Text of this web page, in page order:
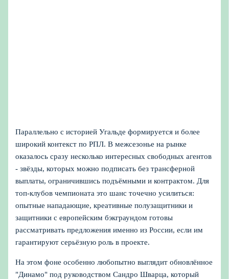
Параллельно с историей Угальде формируется и более
широкий контекст по РПЛ. В межсезонье на рынке
оказалось сразу несколько интересных свободных агентов
- звёзды, которых можно подписать без трансферной
выплаты, ограничившись подъёмными и контрактом. Для
топ-клубов чемпионата это шанс точечно усилиться:
опытные нападающие, креативные полузащитники и
защитники с европейским бэкграундом готовы
рассматривать предложения именно из России, если им
гарантируют серьёзную роль в проекте.
На этом фоне особенно любопытно выглядит обновлённое
"Динамо" под руководством Сандро Шварца, который